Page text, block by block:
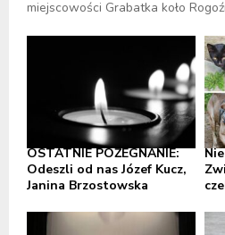
miejscowości Grabatka koło
OSTATNIE POŻEGNANIE:
Odeszli od nas Józef Kucz,
Janina Brzostowska